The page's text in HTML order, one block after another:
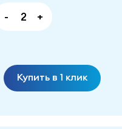
- +
Купить в 1 клик